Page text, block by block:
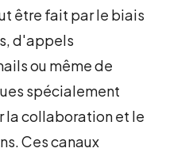
être fait par le biais
d'appels
ou même de
spécialement
la collaboration et le
Ces canaux